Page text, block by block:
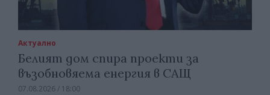
Актуално
Белият дом спира проекти за
възобновяема енергия в САЩ
07.08.2026 / 18:00